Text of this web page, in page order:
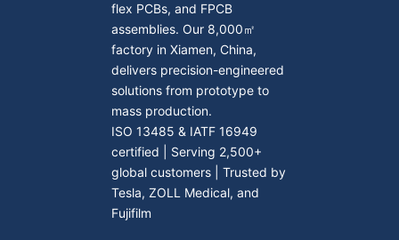
flex PCBs, and FPCB
assemblies. Our 8,000㎡
factory in Xiamen, China,
delivers precision-engineered
solutions from prototype to
mass production.
ISO 13485 & IATF 16949
certified | Serving 2,500+
global customers | Trusted by
Tesla, ZOLL Medical, and
Fujifilm